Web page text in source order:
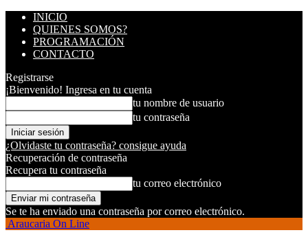
INICIO
QUIENES SOMOS?
PROGRAMACIÓN
CONTACTO
Registrarse
¡Bienvenido! Ingresa en tu cuenta
tu nombre de usuario
tu contraseña
¿Olvidaste tu contraseña? consigue ayuda
Recuperación de contraseña
Recupera tu contraseña
tu correo electrónico
Se te ha enviado una contraseña por correo electrónico.
Araucaria On Line